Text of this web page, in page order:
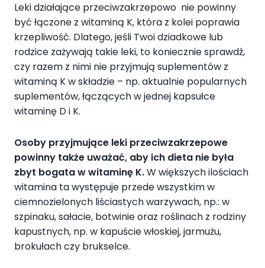
Leki działające przeciwzakrzepowo nie powinny
być łączone z witaminą K, która z kolei poprawia
krzepliwość. Dlatego, jeśli Twoi dziadkowe lub
rodzice zażywają takie leki, to koniecznie sprawdź,
czy razem z nimi nie przyjmują suplementów z
witaminą K w składzie – np. aktualnie popularnych
suplementów, łączących w jednej kapsułce
witaminę D i K.
Osoby przyjmujące leki przeciwzakrzepowe
powinny także uważać, aby ich dieta nie była
zbyt bogata w witaminę K.W większych ilościach
witamina ta występuje przede wszystkim w
ciemnozielonych liściastych warzywach, np.: w
szpinaku, sałacie, botwinie oraz roślinach z rodziny
kapustnych, np. w kapuście włoskiej, jarmużu,
brokułach czy brukselce.